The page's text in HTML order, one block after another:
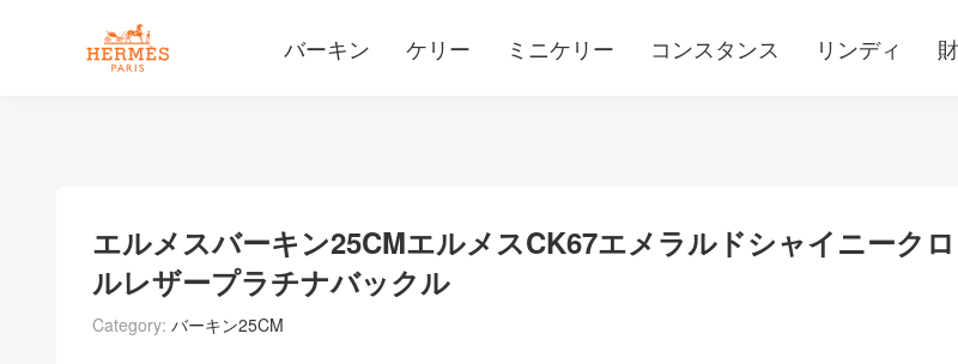
バーキン ケリー ミニケリー コンスタンス リンディ
エルメスバーキン25CMエルメスCK67エメラルドシャイニーク
ルレザープラチナバックル
Category: バーキン25CM